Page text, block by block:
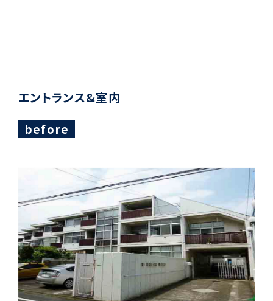
エントランス&室内
before